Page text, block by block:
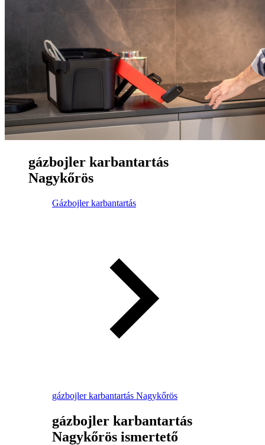
gázbojler karbantartás
Nagykőrös
Gázbojler karbantartás
gázbojler karbantartás Nagykőrös
gázbojler karbantartás
Nagykőrös ismertető